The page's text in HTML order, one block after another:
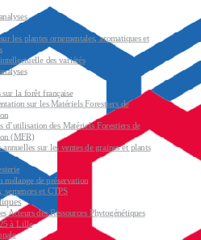
les plantes ornementales, aromatiques et
des variétés
sur la forêt française
sur les Matériels Forestiers de
d’utilisation des Matériels Forestiers de
(MFR)
annuelles sur les ventes de graines et plants
mélange de préservation
semences et CTPS
Acteurs des Ressources Phytogénétiques
à Lille